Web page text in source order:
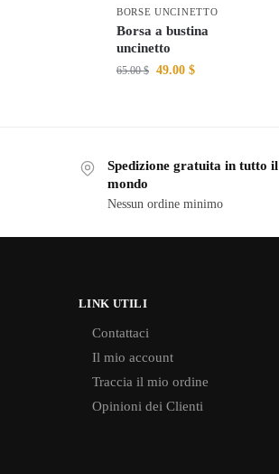
BORSE UNCINETTO
Borsa a bustina
uncinetto
65.00$ 49.00 $
Spedizione gratuita in tutto il
mondo
Nessun ordine minimo
LINK UTILI
Contattaci
Il mio account
Traccia il mio ordine
Opinioni dei Clienti